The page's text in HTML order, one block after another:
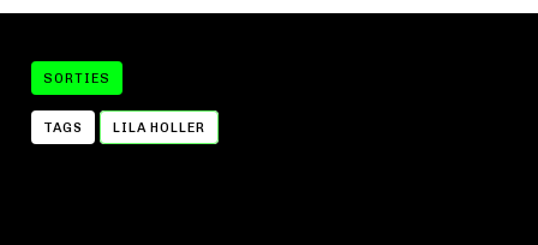
SORTIES
TAGS LILA HOLLER